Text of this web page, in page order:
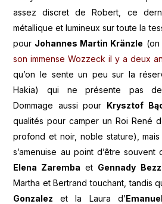
assez discret de Robert, ce
métallique et lumineux sur toute la
pour Johannes Martin Kränzle
son immense Wozzeck il y a deux
qu’on le sente un peu sur la
Hakia) qui ne présente pas de
Dommage aussi pour Krysztof
qualités pour camper un Roi René
profond et noir, noble stature),
s’amenuise au point d’être souvent
Elena Zaremba et Gennady
Martha et Bertrand touchant, tandis
Gonzalez et la Laura d’